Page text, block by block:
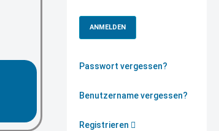
ANMELDEN
Passwort vergessen?
Benutzername vergessen?
Registrieren